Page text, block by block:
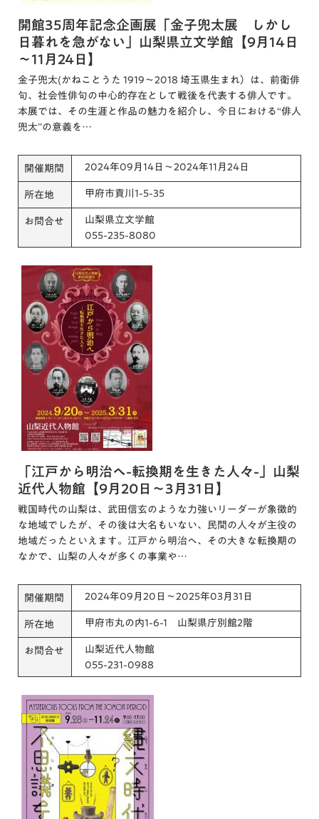
開館35周年記念企画展「金子兜太展 しかし
日暮れを急がない」山梨県立文学館【9月14日
～11月24日】
金子兜太(かねことうた 1919～2018 埼玉県生まれ）は、前衛俳
句、社会性俳句の中心的存在として戦後を代表する俳人です。
本展では、その生涯と作品の魅力を紹介し、今日における“俳人
兜太”の意義を…
開催期間 2024年09月14日～2024年11月24日
所在地 甲府市貢川1-5-35
お問合せ
山梨県立文学館
055-235-8080
「江戸から明治へ-転換期を生きた人々-」山梨
近代人物館【9月20日～3月31日】
戦国時代の山梨は、武田信玄のような力強いリーダーが象徴的
な地域でしたが、その後は大名もいない、民間の人々が主役の
地域だったといえます。江戸から明治へ、その大きな転換期の
なかで、山梨の人々が多くの事業や…
開催期間 2024年09月20日～2025年03月31日
所在地 甲府市丸の内1-6-1 山梨県庁別館2階
お問合せ
山梨近代人物館
055-231-0988